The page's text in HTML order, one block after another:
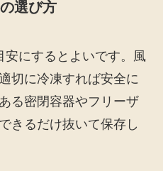
選び方
安にするとよいです。風
切に冷凍すれば安全に
る密閉容器やフリーザ
きるだけ抜いて保存し